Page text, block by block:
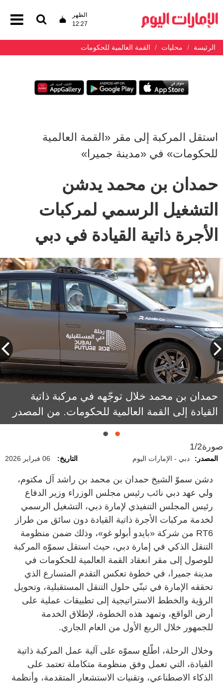
الظهر
12:27
الرئيسة محليات القمة العالمية للحكومات
استقل المركبة إلى مقر «القمة العالمية
للحكومات» في «مدينة جميرا»
حمدان بن محمد يدشن
التشغيل الرسمي لمركبات
الأجرة ذاتية القيادة في دبي
حمدان بن محمد خلال توجّهه في مركبة ذاتية
القيادة إلى القمة العالمية للحكومات. من المصدر
صورة1/2
المصدر: دبي - الإمارات اليوم التاريخ: 06 فبراير 2026
دشن سموّ الشيخ حمدان بن محمد بن راشد آل مكتوم،
ولي عهد دبي نائب رئيس مجلس الوزراء وزير الدفاع
رئيس المجلس التنفيذي لإمارة دبي، التشغيل الرسمي
لخدمة مركبات الأجرة ذاتية القيادة دون سائق من طراز
RT6 من شركة «بايدو أبولو غو»، وذلك ضمن منظومة
التنقل الذكي في إمارة دبي، حيث استقل سموّه المركبة
للوصول إلى مقر انعقاد القمة العالمية للحكومات في
مدينة جميرا، في خطوة تعكس التقدم المتسارع الذي
تحققه الإمارة في تبنّي حلول التنقل المستقبلية، وتحويل
الرؤية والخطط الاستراتيجية إلى تطبيقات عملية على
أرض الواقع، وتمهد هذه الخطوة، لإطلاق الخدمة
للجمهور خلال الربع الأول من العام الجاري.
وخلال الرحلة، اطّلع سموّه على آلية عمل المركبة ذاتية
القيادة، التي تعمل وفق منظومة متكاملة تعتمد على
الذكاء الاصطناعي، وتقنيات الاستشعار المتقدمة، وأنظمة